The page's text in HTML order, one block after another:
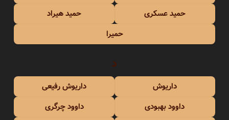
حمید عسکری
حمید هیراد
حمیرا
د
داریوش
داریوش رفیعی
داوود بهبودی
داوود چرگری